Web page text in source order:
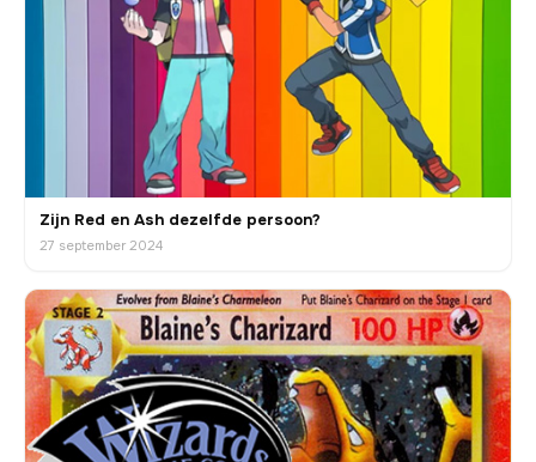
Zijn Red en Ash dezelfde persoon?
27 september 2024